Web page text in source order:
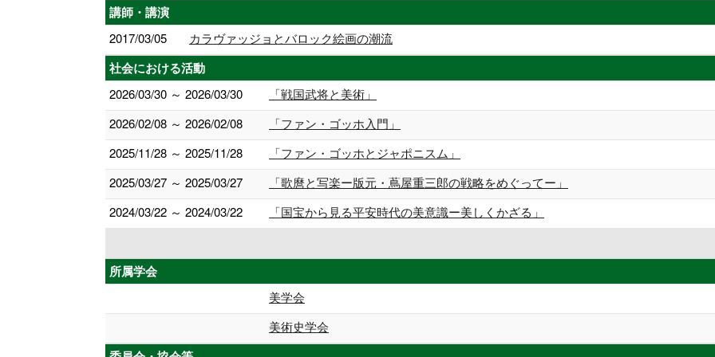
講師・講演
2017/03/05 カラヴァッジョとバロック絵画の潮流
社会における活動
2026/03/30 ～ 2026/03/30
「戦国武将と美術」
2026/02/08 ～ 2026/02/08
「ファン・ゴッホ入門」
2025/11/28 ～ 2025/11/28
「ファン・ゴッホとジャポニスム」
2025/03/27 ～ 2025/03/27
「歌麿と写楽ー版元・蔦屋重三郎の戦略をめぐってー」
2024/03/22 ～ 2024/03/22
「国宝から見る平安時代の美意識ー美しくかざる」
所属学会
美学会
美術史学会